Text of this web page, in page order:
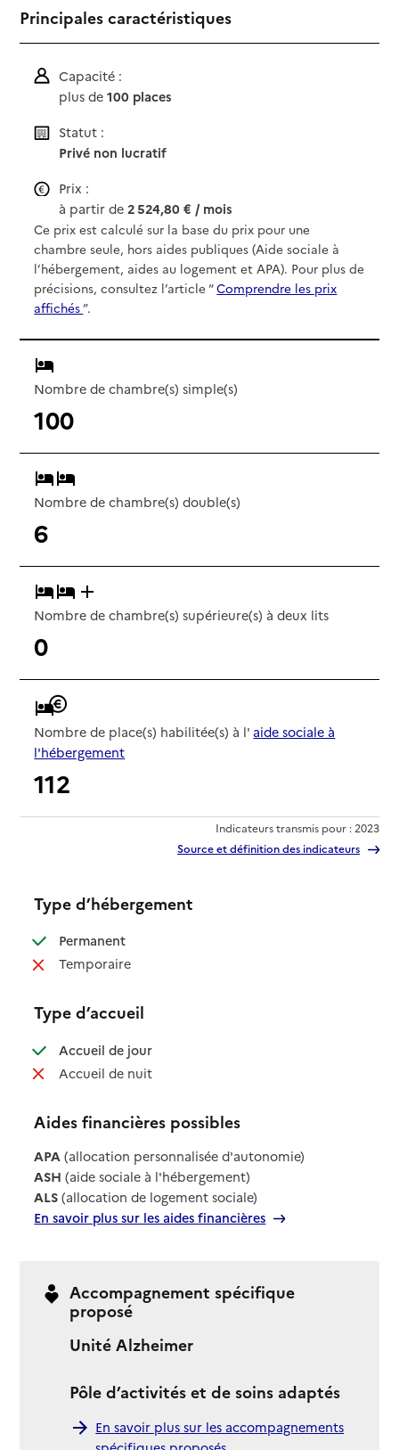
Principales caractéristiques
Capacité :
plus de100 places
Statut :
Privé non lucratif
Prix :
à partir de2 524,80 € / mois
Ce prix est calculé sur la base du prix pour une
chambre seule, hors aides publiques (Aide sociale à
l’hébergement, aides au logement et APA). Pour plus de
précisions, consultez l’article “Comprendre les prix
affichés”.
Nombre de chambre(s) simple(s)
100
Nombre de chambre(s) double(s)
6
Nombre de chambre(s) supérieure(s) à deux lits
0
Nombre de place(s) habilitée(s) à l' aide sociale à
l'hébergement
112
Indicateurs transmis pour : 2023
Source et définition des indicateurs
Type d’hébergement
Permanent: disponible
Temporaire: non disponible
Type d’accueil
Accueil de jour: disponible
Accueil de nuit: non disponible
Aides financières possibles
APA (allocation personnalisée d'autonomie)
ASH (aide sociale à l'hébergement)
ALS (allocation de logement sociale)
En savoir plus sur les aides financières
Accompagnement spécifique
proposé
Unité Alzheimer
Pôle d’activités et de soins adaptés
En savoir plus sur les accompagnements